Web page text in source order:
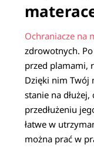
Ochraniacze na
zdrowotnych.
przed plamami,
Dzięki nim Twój
stanie na
przedłużeniu
łatwe w
można prać w